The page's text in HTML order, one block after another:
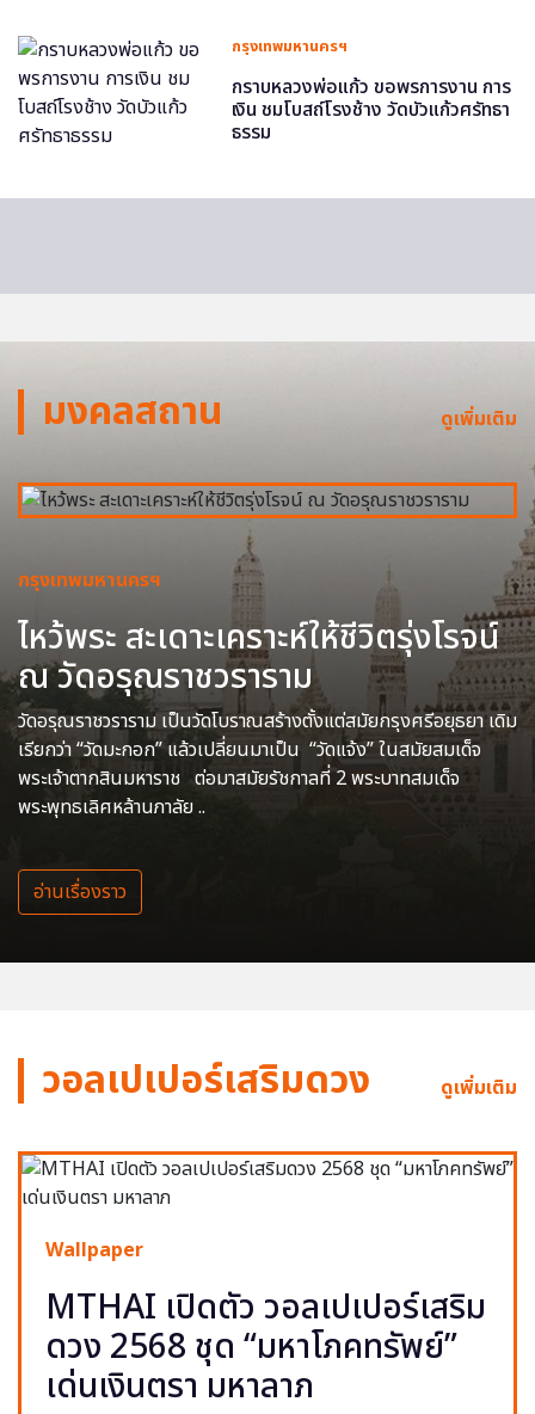
กรุงเทพมหานครฯ
กราบหลวงพ่อแก้ว ขอพรการงาน การ
เงิน ชมโบสถ์โรงช้าง วัดบัวแก้วศรัทธา
ธรรม
มงคลสถาน ดูเพิ่มเติม
กรุงเทพมหานครฯ
ไหว้พระ สะเดาะเคราะห์ให้ชีวิตรุ่งโรจน์
ณ วัดอรุณราชวราราม
วัดอรุณราชวราราม เป็นวัดโบราณสร้างตั้งแต่สมัยกรุงศรีอยุธยา เดิม
เรียกว่า “วัดมะกอก” แล้วเปลี่ยนมาเป็น “วัดแจ้ง” ในสมัยสมเด็จ
พระเจ้าตากสินมหาราช ต่อมาสมัยรัชกาลที่ 2 พระบาทสมเด็จ
พระพุทธเลิศหล้านภาลัย ..
อ่านเรื่องราว
วอลเปเปอร์เสริมดวง ดูเพิ่มเติม
Wallpaper
MTHAI เปิดตัว วอลเปเปอร์เสริม
ดวง 2568 ชุด “มหาโภคทรัพย์”
เด่นเงินตรา มหาลาภ